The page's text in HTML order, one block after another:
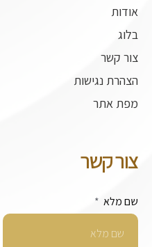
אודות
בלוג
צור קשר
הצהרת נגישות
מפת אתר
צור קשר
שם מלא